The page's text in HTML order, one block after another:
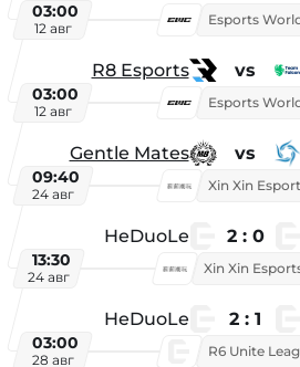
03:00
12 авг
R8 Esports vs
03:00
12 авг
Gentle Mates vs
09:40
24 авг
HeDuoLe 2 : 0
13:30
24 авг
HeDuoLe 2 : 1
03:00
28 авг